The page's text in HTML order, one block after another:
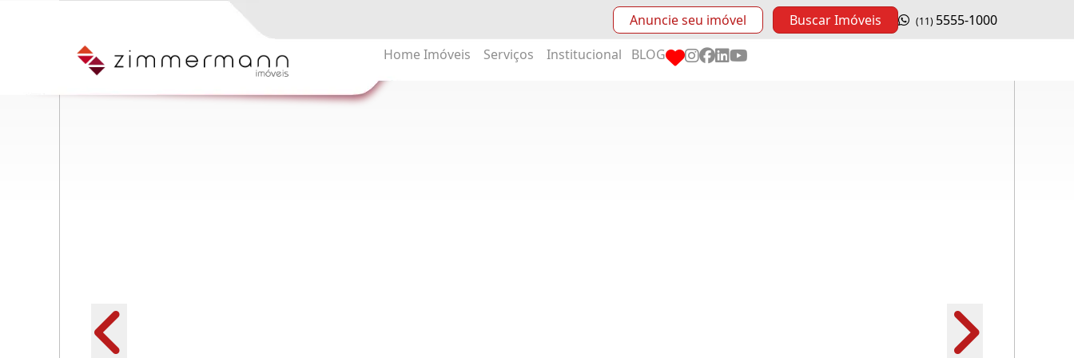
Anuncie seu imóvel Buscar Imóveis (11) 5555-1000
Home Imóveis Serviços Institucional BLOG